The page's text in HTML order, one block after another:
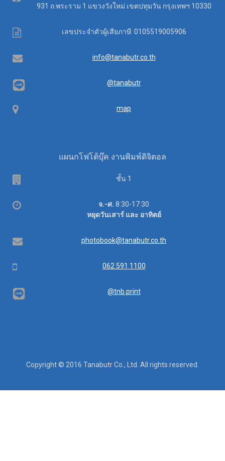
931 ถ.พระราม 1 แขวงวังใหม่ เขตปทุมวัน กรุงเทพฯ 10330
Tax
เลขประจำตัวผู้เสียภาษี: 0105519005906
Email info@tanabutr.co.th
@tanabutr
Map map
แผนกโฟโต้บุ๊ค งานพิมพ์ดิจิตอล
ชั้น 1
เวลา
จ.-ศ. 8:30-17:30
หยุดวันเสาร์ และ อาทิตย์
อีเมล photobook@tanabutr.co.th
โทรศัพท์ 062 591 1100
@tnb.print
Copyright © 2016 Tanabutr Co., Ltd. All rights reserved.